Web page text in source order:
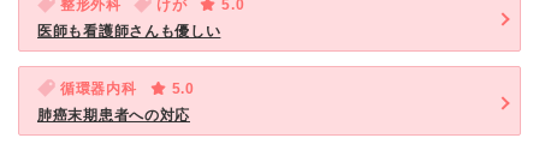
整形外科 けが
5.0
医師も看護師さんも優しい
循環器内科
5.0
肺癌末期患者への対応